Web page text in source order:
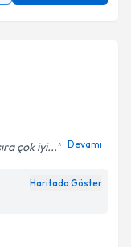
çok iyi... Devamı
Haritada Göster